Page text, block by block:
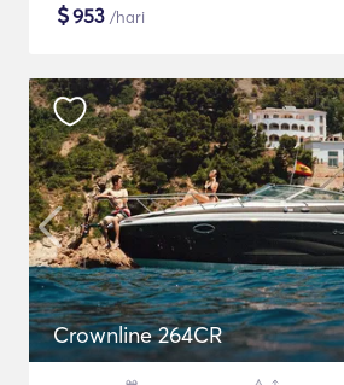
$953 /hari
Crownline 264CR